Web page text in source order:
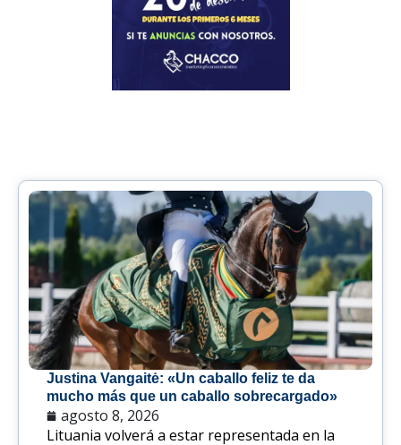
Justina Vangaitė: «Un caballo feliz te da
mucho más que un caballo sobrecargado»
agosto 8, 2026
Lituania volverá a estar representada en la